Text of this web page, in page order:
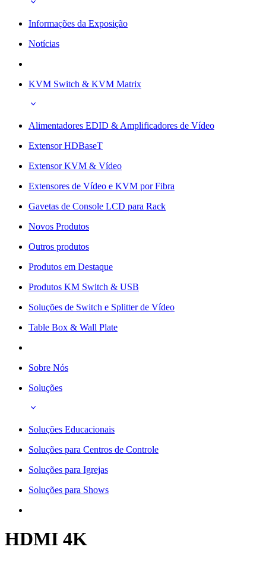
Informações da Exposição
Notícias
KVM Switch & KVM Matrix
Alimentadores EDID & Amplificadores de Vídeo
Extensor HDBaseT
Extensor KVM & Vídeo
Extensores de Vídeo e KVM por Fibra
Gavetas de Console LCD para Rack
Novos Produtos
Outros produtos
Produtos em Destaque
Produtos KM Switch & USB
Soluções de Switch e Splitter de Vídeo
Table Box & Wall Plate
Sobre Nós
Soluções
Soluções Educacionais
Soluções para Centros de Controle
Soluções para Igrejas
Soluções para Shows
HDMI 4K